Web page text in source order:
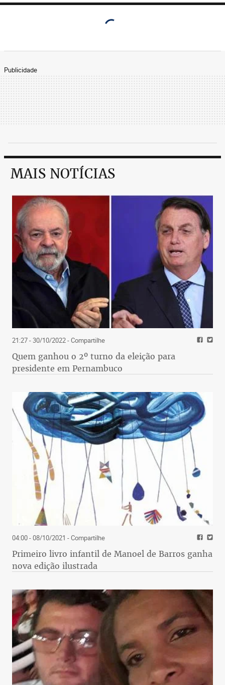
Publicidade
MAIS NOTÍCIAS
21:27 - 30/10/2022- Compartilhe
Quem ganhou o 2º turno da eleição para
presidente em Pernambuco
04:00 - 08/10/2021 - Compartilhe
Primeiro livro infantil de Manoel de Barros ganha
nova edição ilustrada